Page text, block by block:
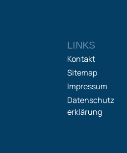
LINKS
Kontakt
Sitemap
Impressum
Datenschutz
erklärung